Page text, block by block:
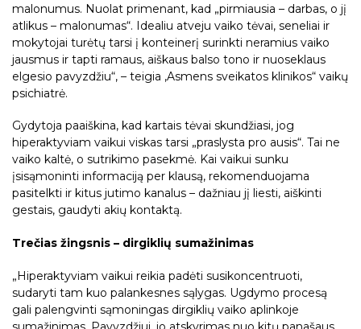
malonumus. Nuolat primenant, kad „pirmiausia – darbas, o jį
atlikus – malonumas“. Idealiu atveju vaiko tėvai, seneliai ir
mokytojai turėtų tarsi į konteinerį surinkti neramius vaiko
jausmus ir tapti ramaus, aiškaus balso tono ir nuoseklaus
elgesio pavyzdžiu“, – teigia ‚Asmens sveikatos klinikos“ vaikų
psichiatrė.
Gydytoja paaiškina, kad kartais tėvai skundžiasi, jog
hiperaktyviam vaikui viskas tarsi „praslysta pro ausis“. Tai ne
vaiko kaltė, o sutrikimo pasekmė. Kai vaikui sunku
įsisąmoninti informaciją per klausą, rekomenduojama
pasitelkti ir kitus jutimo kanalus – dažniau jį liesti, aiškinti
gestais, gaudyti akių kontaktą.
Trečias žingsnis – dirgiklių sumažinimas
„Hiperaktyviam vaikui reikia padėti susikoncentruoti,
sudaryti tam kuo palankesnes sąlygas. Ugdymo procesą
gali palengvinti sąmoningas dirgiklių vaiko aplinkoje